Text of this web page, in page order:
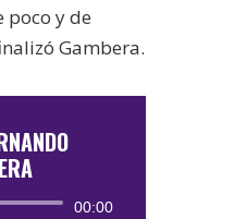
poco y de
Gambera.
00:00